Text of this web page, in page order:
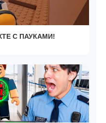
С ПАУКАМИ!